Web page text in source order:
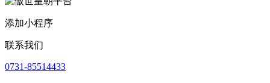
添加小程序
联系我们
0731-85514433